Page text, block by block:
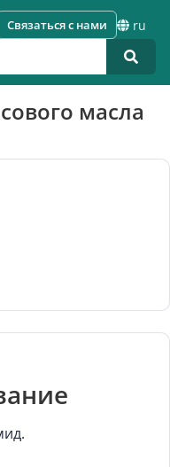
Связаться с нами ru
масла